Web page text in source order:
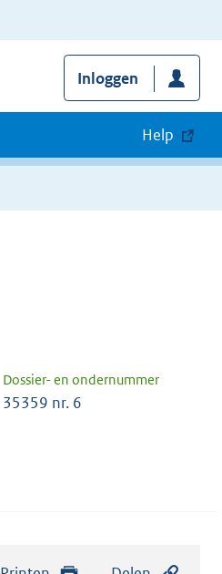
Inloggen
Help
Dossier- en ondernummer
35359 nr. 6